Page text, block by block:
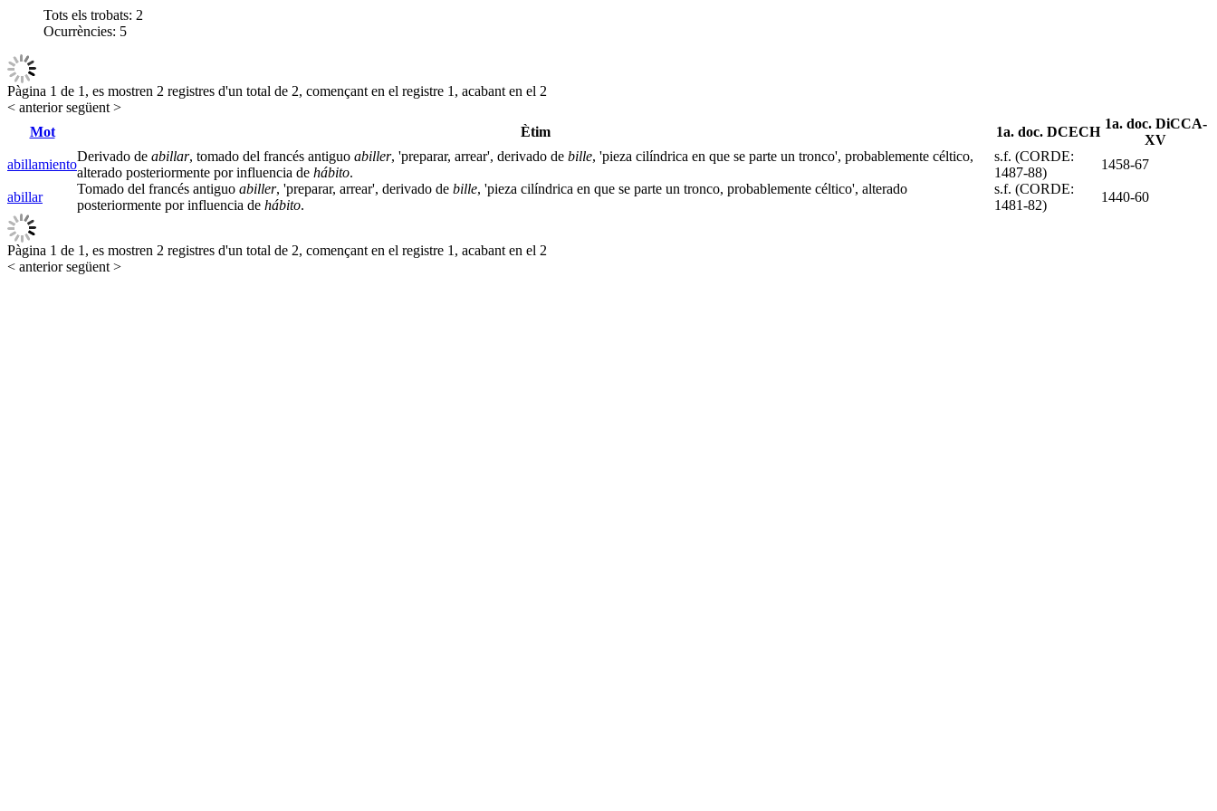
Tots els trobats: 2
Ocurrències: 5
Pàgina 1 de 1, es mostren 2 registres d'un total de 2, començant en el registre 1, acabant en el 2
< anteriorsegüent >
Mot
Ètim 1a. doc. DCECH
1a. doc. DiCCA-
XV
abillamiento
Derivado de abillar, tomado del francés antiguo abiller, 'preparar, arrear', derivado de bille, 'pieza cilíndrica en que se parte un tronco', probablemente céltico,
alterado posteriormente por influencia de hábito.
s.f. (CORDE:
1487-88)
1458-67
abillar
Tomado del francés antiguo abiller, 'preparar, arrear', derivado de bille, 'pieza cilíndrica en que se parte un tronco, probablemente céltico', alterado
posteriormente por influencia de hábito.
s.f. (CORDE:
1481-82)
1440-60
Pàgina 1 de 1, es mostren 2 registres d'un total de 2, començant en el registre 1, acabant en el 2
< anteriorsegüent >